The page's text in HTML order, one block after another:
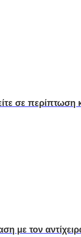
σε περίπτωση
με τον